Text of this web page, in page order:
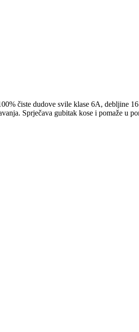
čiste dudove svile klase 6A, debljine
Sprječava gubitak kose i pomaže u